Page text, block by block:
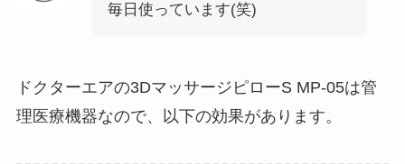
毎日使っています(笑)
ドクターエアの3DマッサージピローS MP-05は管
理医療機器なので、以下の効果があります。